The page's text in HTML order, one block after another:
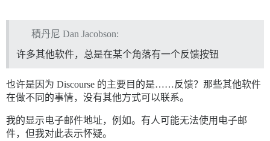
積丹尼 Dan Jacobson:
许多其他软件，总是在某个角落有一个反馈按钮
也许是因为 Discourse 的主要目的是……反馈？那些其他软件
在做不同的事情，没有其他方式可以联系。
我的显示电子邮件地址，例如。有人可能无法使用电子邮
件，但我对此表示怀疑。